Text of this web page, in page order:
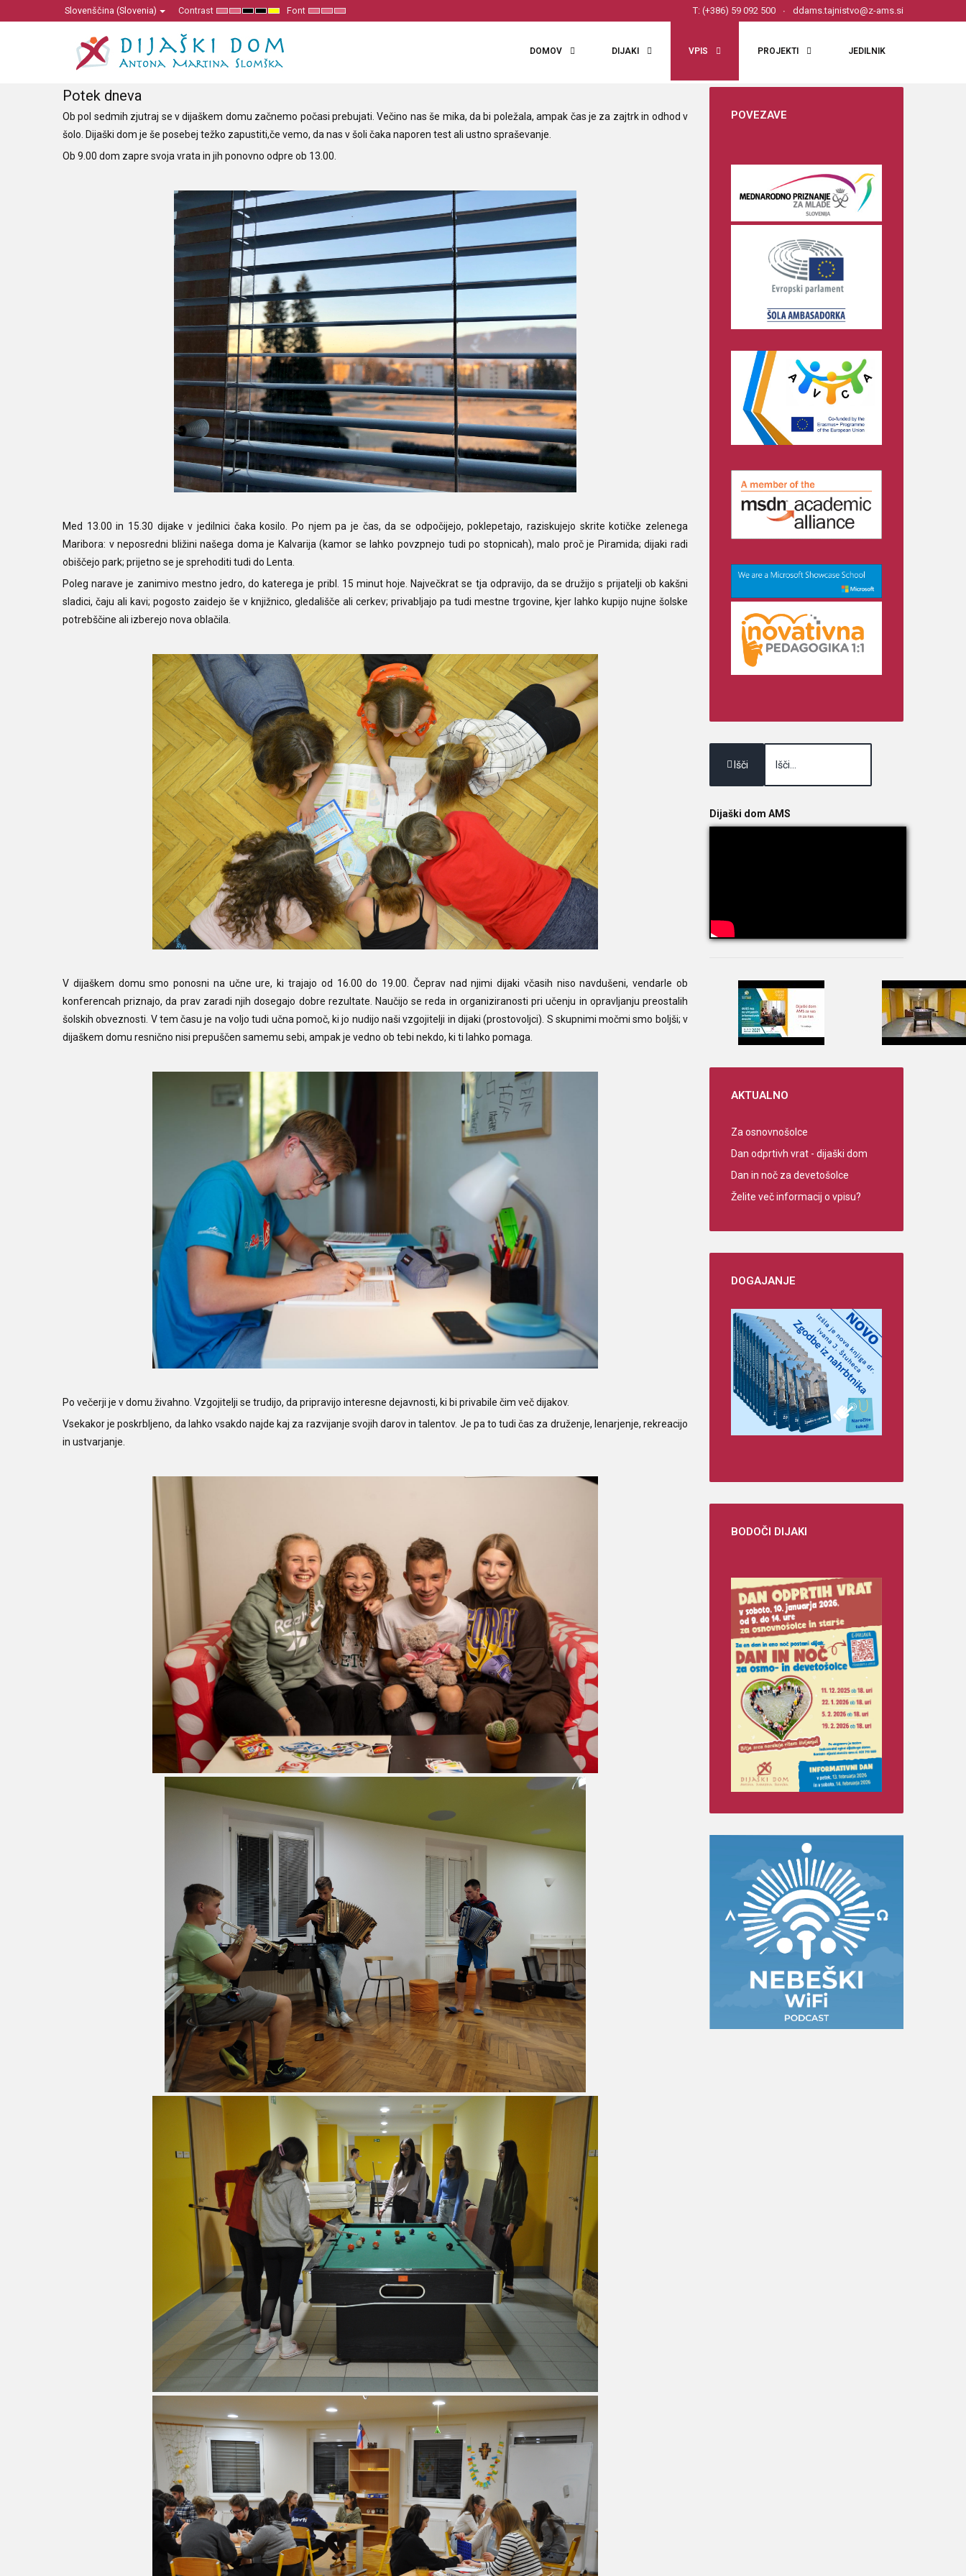
Slovenščina (Slovenia) Contrast
Default
mode
Night
mode
High
Contrast
White
mode
High
Contrast
Yellow
mode
High
Contrast
Black
mode
Font
Set
Smaller
Set
Default
Set
Larger
T: (+386) 59 092 500 ddams.tajnistvo@z-ams.si
DOMOV DIJAKI VPIS PROJEKTI JEDILNIK
Potek dneva
Ob pol sedmih zjutraj se v dijaškem domu začnemo počasi prebujati. Večino nas še mika, da bi poležala, ampak čas je za zajtrk in odhod v
šolo. Dijaški dom je še posebej težko zapustiti,če vemo, da nas v šoli čaka naporen test ali ustno spraševanje.
Ob 9.00 dom zapre svoja vrata in jih ponovno odpre ob 13.00.
Med 13.00 in 15.30 dijake v jedilnici čaka kosilo. Po njem pa je čas, da se odpočijejo, poklepetajo, raziskujejo skrite kotičke zelenega
Maribora: v neposredni bližini našega doma je Kalvarija (kamor se lahko povzpnejo tudi po stopnicah), malo proč je Piramida; dijaki radi
obiščejo park; prijetno se je sprehoditi tudi do Lenta.
Poleg narave je zanimivo mestno jedro, do katerega je pribl. 15 minut hoje. Največkrat se tja odpravijo, da se družijo s prijatelji ob kakšni
sladici, čaju ali kavi; pogosto zaidejo še v knjižnico, gledališče ali cerkev; privabljajo pa tudi mestne trgovine, kjer lahko kupijo nujne šolske
potrebščine ali izberejo nova oblačila.
V dijaškem domu smo ponosni na učne ure, ki trajajo od 16.00 do 19.00. Čeprav nad njimi dijaki včasih niso navdušeni, vendarle ob
konferencah priznajo, da prav zaradi njih dosegajo dobre rezultate. Naučijo se reda in organiziranosti pri učenju in opravljanju preostalih
šolskih obveznosti. V tem času je na voljo tudi učna pomoč, ki jo nudijo naši vzgojitelji in dijaki (prostovoljci). S skupnimi močmi smo boljši; v
dijaškem domu resnično nisi prepuščen samemu sebi, ampak je vedno ob tebi nekdo, ki ti lahko pomaga.
Po večerji je v domu živahno. Vzgojitelji se trudijo, da pripravijo interesne dejavnosti, ki bi privabile čim več dijakov.
Vsekakor je poskrbljeno, da lahko vsakdo najde kaj za razvijanje svojih darov in talentov. Je pa to tudi čas za druženje, lenarjenje, rekreacijo
in ustvarjanje.
POVEZAVE
Išči
Dijaški dom AMS
AKTUALNO
Za osnovnošolce
Dan odprtivh vrat - dijaški dom
Dan in noč za devetošolce
Želite več informacij o vpisu?
DOGAJANJE
BODOČI DIJAKI